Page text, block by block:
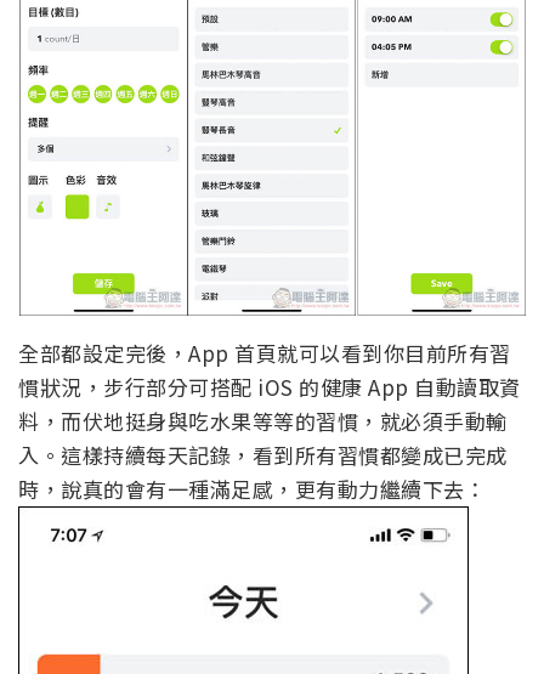
全部都設定完後，App 首頁就可以看到你目前所有習
慣狀況，步行部分可搭配 iOS 的健康 App 自動讀取資
料，而伏地挺身與吃水果等等的習慣，就必須手動輸
入。這樣持續每天記錄，看到所有習慣都變成已完成
時，說真的會有一種滿足感，更有動力繼續下去：